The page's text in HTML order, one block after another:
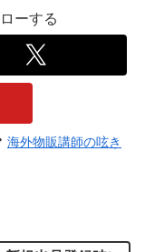
ーする
海外物販講師の呟き